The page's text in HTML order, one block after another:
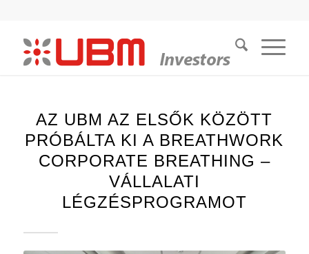
AZ UBM AZ ELSŐK KÖZÖTT
PRÓBÁLTA KI A BREATHWORK
CORPORATE BREATHING –
VÁLLALATI
LÉGZÉSPROGRAMOT